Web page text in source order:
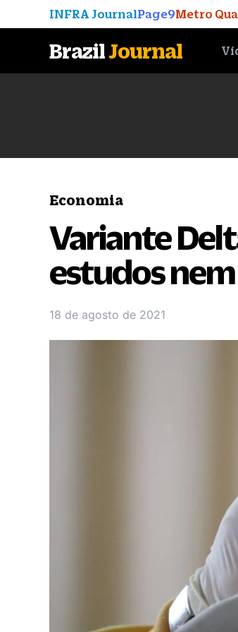
INFRA JournalPage9Metro
BrazilJournal
Economia
Variante
estudos
18 de agosto de 2021